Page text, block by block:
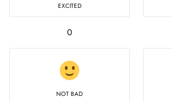
EXCITED
0
NOT BAD